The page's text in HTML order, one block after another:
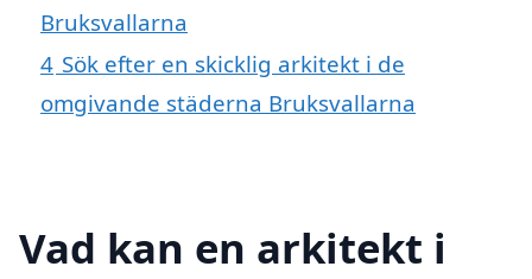
Bruksvallarna
4 Sök efter en skicklig arkitekt i de
omgivande städerna Bruksvallarna
Vad kan en arkitekt i